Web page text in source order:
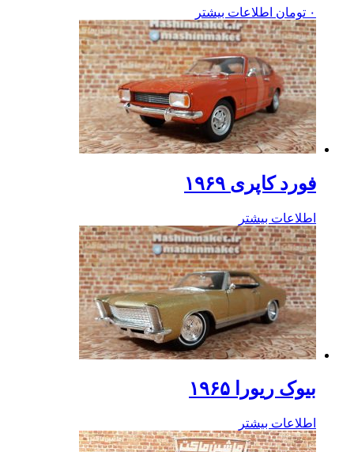
۰ تومان اطلاعات بیشتر
فورد کاپری ۱۹۶۹
اطلاعات بیشتر
بیوک ریورا ۱۹۶۵
اطلاعات بیشتر